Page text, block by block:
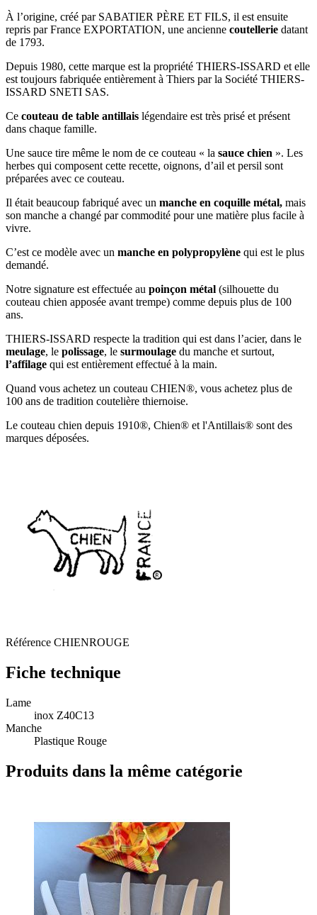
À l’origine, créé par SABATIER PÈRE ET FILS, il est ensuite
repris par France EXPORTATION, une ancienne coutellerie datant
de 1793.
Depuis 1980, cette marque est la propriété THIERS-ISSARD et elle
est toujours fabriquée entièrement à Thiers par la Société THIERS-
ISSARD SNETI SAS.
Ce couteau de table antillais légendaire est très prisé et présent
dans chaque famille.
Une sauce tire même le nom de ce couteau « la sauce chien ». Les
herbes qui composent cette recette, oignons, d’ail et persil sont
préparées avec ce couteau.
Il était beaucoup fabriqué avec un manche en coquille métal, mais
son manche a changé par commodité pour une matière plus facile à
vivre.
C’est ce modèle avec un manche en polypropylène qui est le plus
demandé.
Notre signature est effectuée au poinçon métal (silhouette du
couteau chien apposée avant trempe) comme depuis plus de 100
ans.
THIERS-ISSARD respecte la tradition qui est dans l’acier, dans le
meulage, le polissage, le surmoulage du manche et surtout,
l’affilage qui est entièrement effectué à la main.
Quand vous achetez un couteau CHIEN®, vous achetez plus de
100 ans de tradition coutelière thiernoise.
Le couteau chien depuis 1910®, Chien® et l'Antillais® sont des
marques déposées.
Référence CHIENROUGE
Fiche technique
Lame
inox Z40C13
Manche
Plastique Rouge
Produits dans la même catégorie